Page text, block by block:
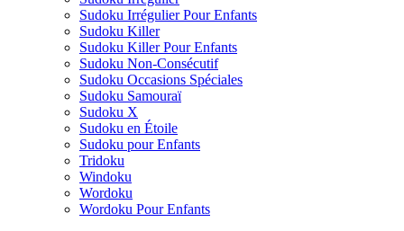
Sudoku Irrégulier Pour Enfants
Sudoku Killer
Sudoku Killer Pour Enfants
Sudoku Non-Consécutif
Sudoku Occasions Spéciales
Sudoku Samouraï
Sudoku X
Sudoku en Étoile
Sudoku pour Enfants
Tridoku
Windoku
Wordoku
Wordoku Pour Enfants